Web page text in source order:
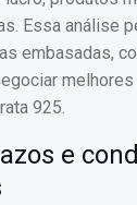
Essa análise
embasadas,
925.
e